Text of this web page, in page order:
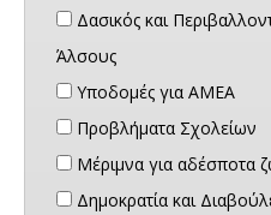
Δασικός και
Άλσους
Υποδομές για ΑΜΕΑ
Προβλήματα Σχολείων
Μέριμνα για αδέσποτα
Δημοκρατία και